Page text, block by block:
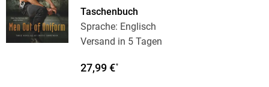
Taschenbuch
Sprache: Englisch
Versand in 5 Tagen
27,99 €*